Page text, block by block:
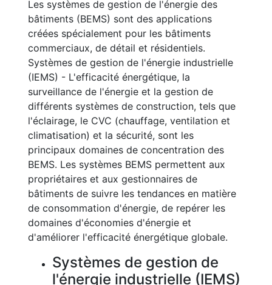
Les systèmes de gestion de l'énergie des
bâtiments (BEMS) sont des applications
créées spécialement pour les bâtiments
commerciaux, de détail et résidentiels.
Systèmes de gestion de l'énergie industrielle
(IEMS) - L'efficacité énergétique, la
surveillance de l'énergie et la gestion de
différents systèmes de construction, tels que
l'éclairage, le CVC (chauffage, ventilation et
climatisation) et la sécurité, sont les
principaux domaines de concentration des
BEMS. Les systèmes BEMS permettent aux
propriétaires et aux gestionnaires de
bâtiments de suivre les tendances en matière
de consommation d'énergie, de repérer les
domaines d'économies d'énergie et
d'améliorer l'efficacité énergétique globale.
Systèmes de gestion de
l'énergie industrielle (IEMS)